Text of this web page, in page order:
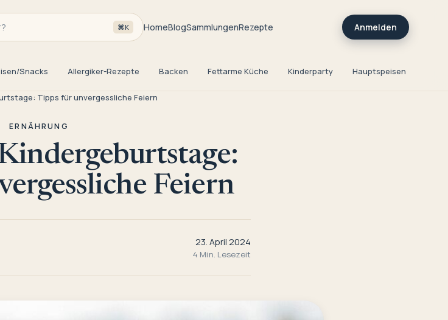
⌘K HomeBlogSammlungenRezepte Anmelden
Snacks Allergiker-Rezepte Backen Fettarme Küche Kinderparty Hauptspeisen
Tipps für unvergessliche Feiern
ERNÄHRUNG
Feiern
23. April 2024
4 Min. Lesezeit